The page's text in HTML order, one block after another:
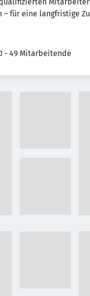
für eine langfristige
- 49 Mitarbeitende